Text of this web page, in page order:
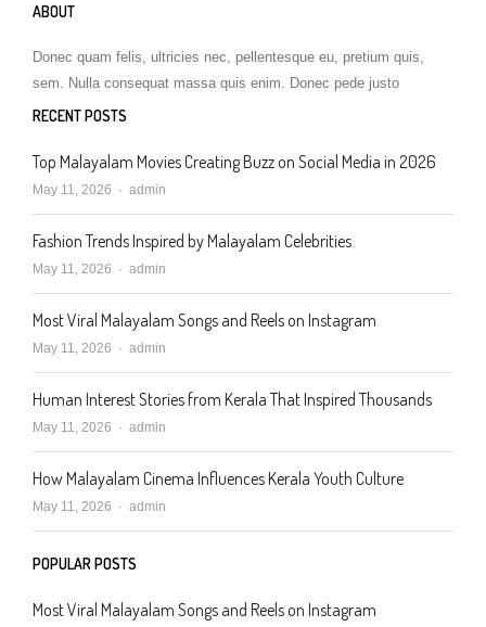
ABOUT
Donec quam felis, ultricies nec, pellentesque eu, pretium quis,
sem. Nulla consequat massa quis enim. Donec pede justo
RECENT POSTS
Top Malayalam Movies Creating Buzz on Social Media in 2026
May 11, 2026 Author
admin
Fashion Trends Inspired by Malayalam Celebrities
May 11, 2026 Author
admin
Most Viral Malayalam Songs and Reels on Instagram
May 11, 2026 Author
admin
Human Interest Stories from Kerala That Inspired Thousands
May 11, 2026 Author
admin
How Malayalam Cinema Influences Kerala Youth Culture
May 11, 2026 Author
admin
POPULAR POSTS
Most Viral Malayalam Songs and Reels on Instagram